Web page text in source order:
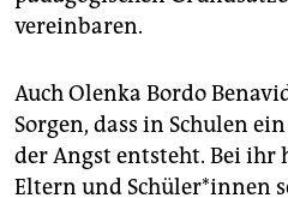
vereinbaren.
Auch Olenka Bordo
Sorgen, dass in Schulen
der Angst entsteht. Bei ihr
Eltern und Schü­le­r*in­nen